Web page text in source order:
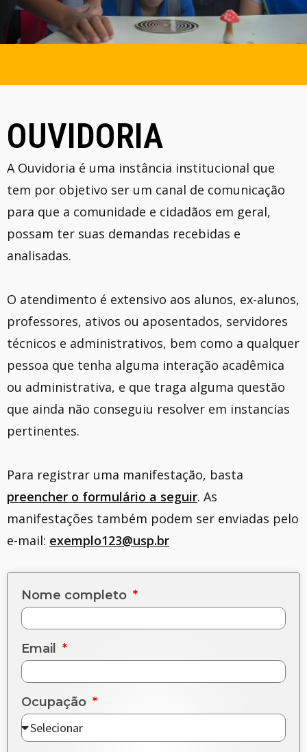
OUVIDORIA
A Ouvidoria é uma instância institucional que
tem por objetivo ser um canal de comunicação
para que a comunidade e cidadãos em geral,
possam ter suas demandas recebidas e
analisadas.
O atendimento é extensivo aos alunos, ex-alunos,
professores, ativos ou aposentados, servidores
técnicos e administrativos, bem como a qualquer
pessoa que tenha alguma interação acadêmica
ou administrativa, e que traga alguma questão
que ainda não conseguiu resolver em instancias
pertinentes.
Para registrar uma manifestação, basta
preencher o formulário a seguir. As
manifestações também podem ser enviadas pelo
e-mail: exemplo123@usp.br
Nome completo
Email
Ocupação